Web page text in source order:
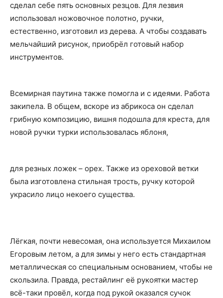
сделал себе пять основных резцов. Для лезвия
использовал ножовочное полотно, ручки,
естественно, изготовил из дерева. А чтобы создавать
мельчайший рисунок, приобрёл готовый набор
инструментов.
Всемирная паутина также помогла и с идеями. Работа
закипела. В общем, вскоре из абрикоса он сделал
грибную композицию, вишня подошла для креста, для
новой ручки турки использовалась яблоня,
для резных ложек – орех. Также из ореховой ветки
была изготовлена стильная трость, ручку которой
украсило лицо некоего существа.
Лёгкая, почти невесомая, она используется Михаилом
Егоровым летом, а для зимы у него есть стандартная
металлическая со специальным основанием, чтобы не
скользила. Правда, рестайлинг её рукоятки мастер
всё-таки провёл, когда под рукой оказался сучок